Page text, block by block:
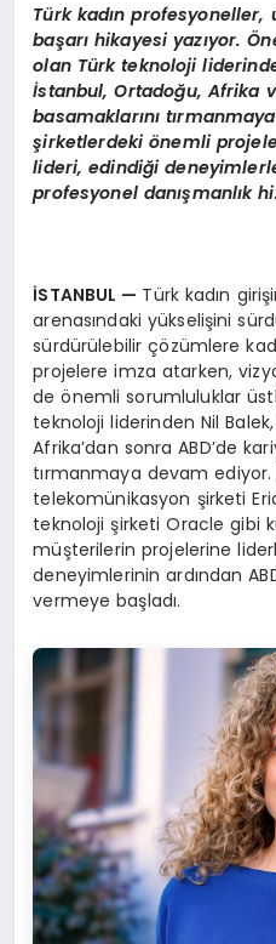
Türk kadın profesyoneller,
başarı hikayesi yazıyor.
olan Türk teknoloji
İstanbul, Ortadoğu, Afrika
basamaklarını
şirketlerdeki önemli
lideri, edindiği
profesyonel danışmanlık
İSTANBUL — Türk kadın
arenasındaki yükselişini
sürdürülebilir çözümlere
projelere imza atarken,
de önemli sorumluluklar
teknoloji liderinden Nil
Afrika’dan sonra ABD’de
tırmanmaya devam
telekomünikasyon şirketi
teknoloji şirketi Oracle gibi
müşterilerin projelerine
deneyimlerinin ardından
vermeye başladı.